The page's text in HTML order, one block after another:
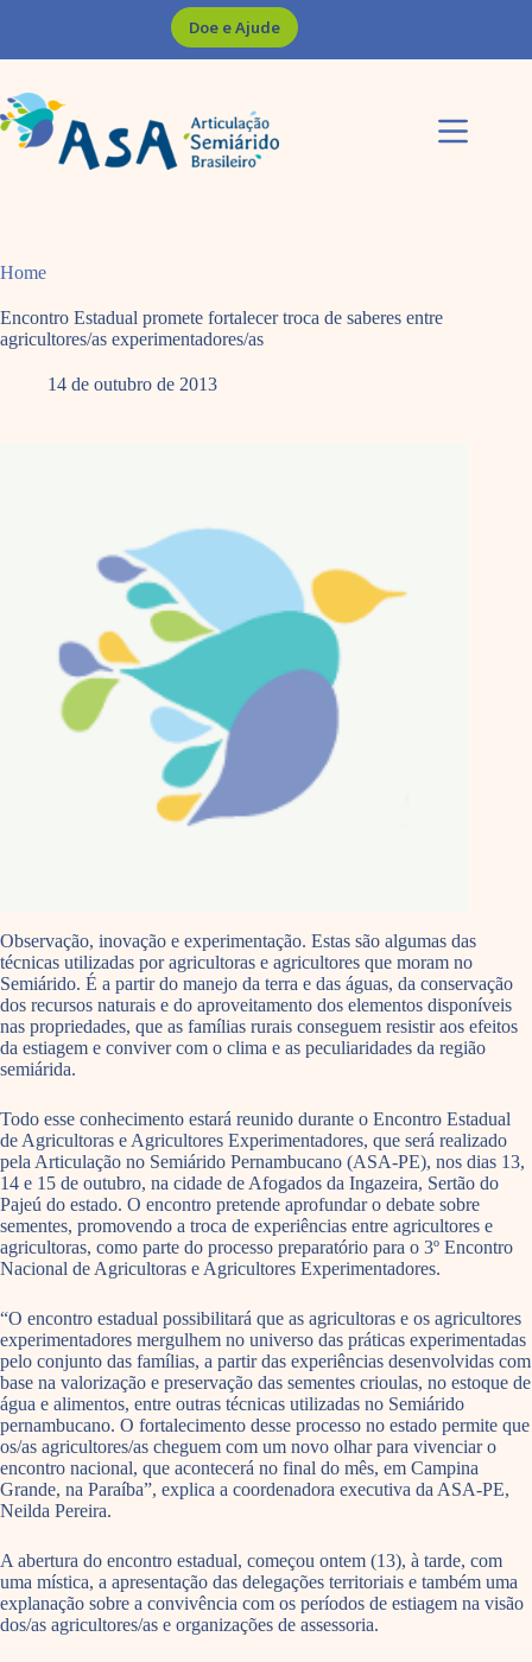
Doe e Ajude
Home
Encontro Estadual promete fortalecer troca de saberes entre
agricultores/as experimentadores/as
14 de outubro de 2013
Observação, inovação e experimentação. Estas são algumas das
técnicas utilizadas por agricultoras e agricultores que moram no
Semiárido. É a partir do manejo da terra e das águas, da conservação
dos recursos naturais e do aproveitamento dos elementos disponíveis
nas propriedades, que as famílias rurais conseguem resistir aos efeitos
da estiagem e conviver com o clima e as peculiaridades da região
semiárida.
Todo esse conhecimento estará reunido durante o Encontro Estadual
de Agricultoras e Agricultores Experimentadores, que será realizado
pela Articulação no Semiárido Pernambucano (ASA-PE), nos dias 13,
14 e 15 de outubro, na cidade de Afogados da Ingazeira, Sertão do
Pajeú do estado. O encontro pretende aprofundar o debate sobre
sementes, promovendo a troca de experiências entre agricultores e
agricultoras, como parte do processo preparatório para o 3º Encontro
Nacional de Agricultoras e Agricultores Experimentadores.
“O encontro estadual possibilitará que as agricultoras e os agricultores
experimentadores mergulhem no universo das práticas experimentadas
pelo conjunto das famílias, a partir das experiências desenvolvidas com
base na valorização e preservação das sementes crioulas, no estoque de
água e alimentos, entre outras técnicas utilizadas no Semiárido
pernambucano. O fortalecimento desse processo no estado permite que
os/as agricultores/as cheguem com um novo olhar para vivenciar o
encontro nacional, que acontecerá no final do mês, em Campina
Grande, na Paraíba”, explica a coordenadora executiva da ASA-PE,
Neilda Pereira.
A abertura do encontro estadual, começou ontem (13), à tarde, com
uma mística, a apresentação das delegações territoriais e também uma
explanação sobre a convivência com os períodos de estiagem na visão
dos/as agricultores/as e organizações de assessoria.